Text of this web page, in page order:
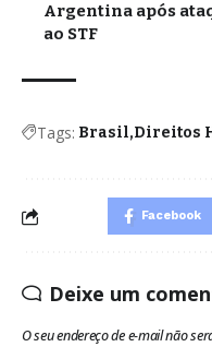
Argentina após
ao STF
Tags: Brasil Direitos
Facebook
Deixe um
O seu endereço de e-mail não